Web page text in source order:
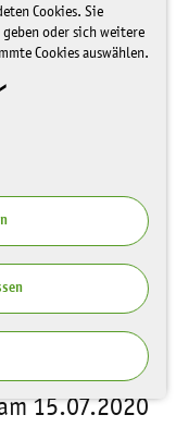
Cookies. Sie
oder sich weitere
Cookies auswählen.
15.07.2020